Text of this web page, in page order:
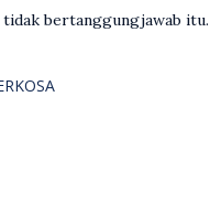
tidak bertanggungjawab